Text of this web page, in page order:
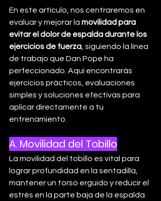
En este artículo, nos centraremos en
evaluar y mejorar la movilidad para
evitar el dolor de espalda durante los
ejercicios de fuerza , siguiendo la línea
de trabajo que Dan Pope ha
perfeccionado. Aquí encontrarás
ejercicios prácticos, evaluaciones
simples y soluciones efectivas para
aplicar directamente a tu
entrenamiento.
A. Movilidad del Tobillo
La movilidad del tobillo es vital para
lograr profundidad en la sentadilla,
mantener un torso erguido y reducir el
estrés en la parte baja de la espalda.